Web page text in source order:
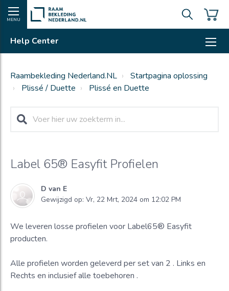
MENU
Help Center
Raambekleding Nederland.NL
Startpagina oplossing
Plissé / Duette
Plissé en Duette
Label 65® Easyfit Profielen
D van E
Gewijzigd op: Vr, 22 Mrt, 2024 om 12:02 PM
We leveren losse profielen voor Label65® Easyfit
producten.
Alle profielen worden geleverd per set van 2 . Links en
Rechts en inclusief alle toebehoren .